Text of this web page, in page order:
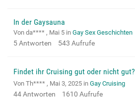
In der Gaysauna
Von da**** , Mai 5 in Gay Sex Geschichten
5Antworten 543 Aufrufe
Findet ihr Cruising gut oder nicht gut?
Von Th**** , Mai 3, 2025 in Gay Cruising
44Antworten 1610 Aufrufe